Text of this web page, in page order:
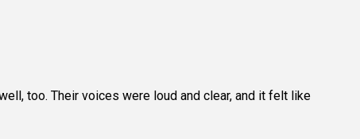
too. Their voices were loud and clear, and it felt like